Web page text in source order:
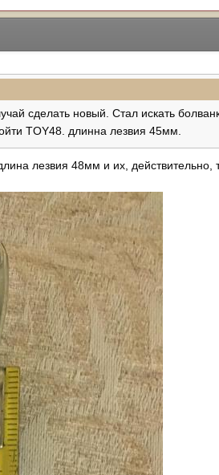
сделать новый. Стал искать
TOY48. длинна лезвия 45мм.
лезвия 48мм и их,